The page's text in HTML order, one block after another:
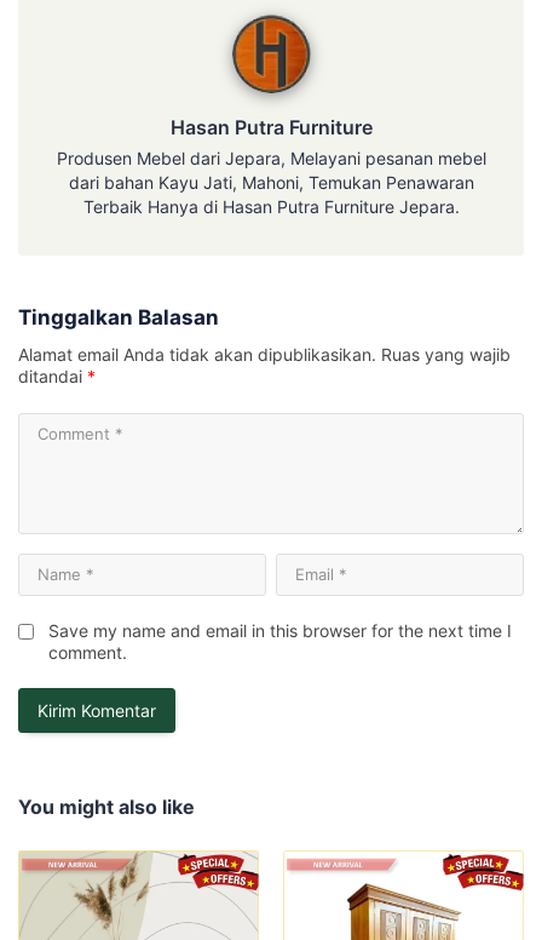
Hasan Putra Furniture
Produsen Mebel dari Jepara, Melayani pesanan mebel
dari bahan Kayu Jati, Mahoni, Temukan Penawaran
Terbaik Hanya di Hasan Putra Furniture Jepara.
Tinggalkan Balasan
Alamat email Anda tidak akan dipublikasikan. Ruas yang wajib
ditandai *
Save my name and email in this browser for the next time I
comment.
You might also like